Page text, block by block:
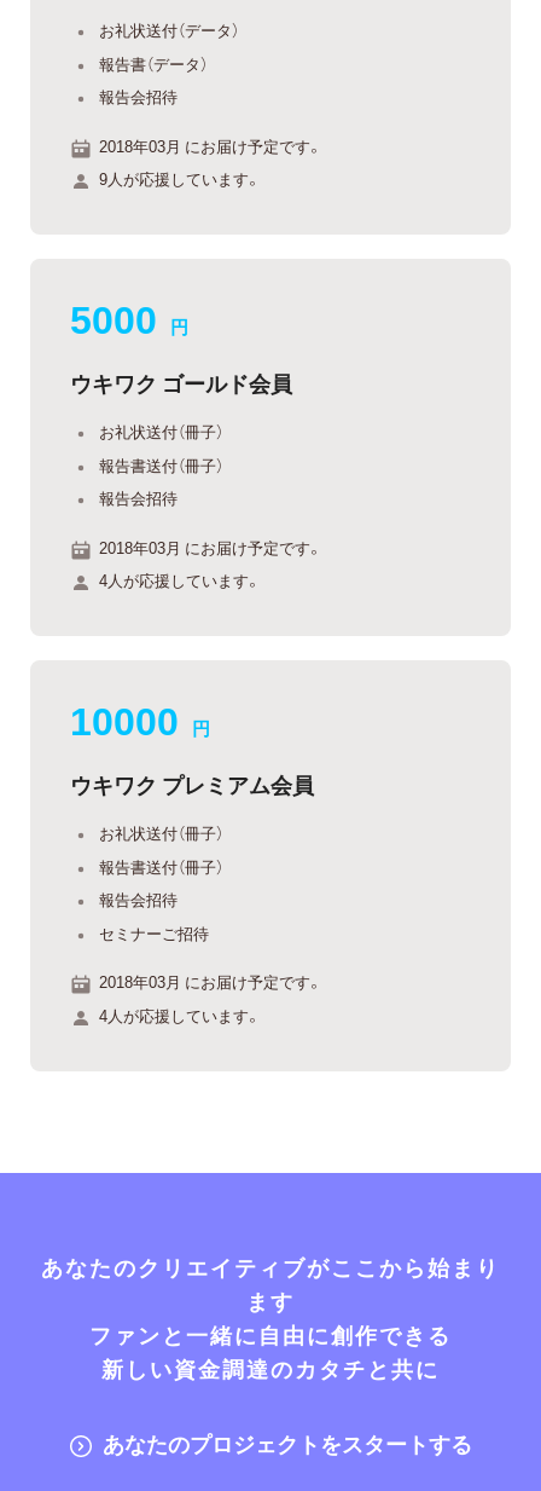
お礼状送付（データ）
報告書（データ）
報告会招待
2018年03月 にお届け予定です。
9人が応援しています。
5000 円
ウキワク ゴールド会員
お礼状送付（冊子）
報告書送付（冊子）
報告会招待
2018年03月 にお届け予定です。
4人が応援しています。
10000 円
ウキワク プレミアム会員
お礼状送付（冊子）
報告書送付（冊子）
報告会招待
セミナーご招待
2018年03月 にお届け予定です。
4人が応援しています。
あなたのクリエイティブがここから始まり
ます
ファンと一緒に自由に創作できる
新しい資金調達のカタチと共に
あなたのプロジェクトをスタートする